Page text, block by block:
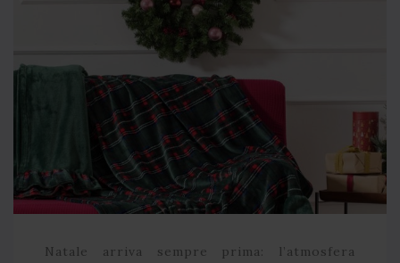
Natale arriva sempre prima: l’atmosfera